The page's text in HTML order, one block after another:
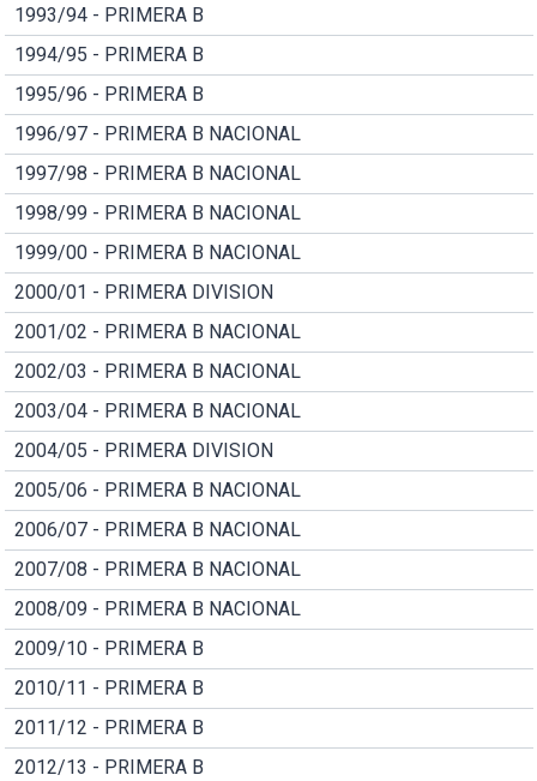
1993/94 - PRIMERA B
1994/95 - PRIMERA B
1995/96 - PRIMERA B
1996/97 - PRIMERA B NACIONAL
1997/98 - PRIMERA B NACIONAL
1998/99 - PRIMERA B NACIONAL
1999/00 - PRIMERA B NACIONAL
2000/01 - PRIMERA DIVISION
2001/02 - PRIMERA B NACIONAL
2002/03 - PRIMERA B NACIONAL
2003/04 - PRIMERA B NACIONAL
2004/05 - PRIMERA DIVISION
2005/06 - PRIMERA B NACIONAL
2006/07 - PRIMERA B NACIONAL
2007/08 - PRIMERA B NACIONAL
2008/09 - PRIMERA B NACIONAL
2009/10 - PRIMERA B
2010/11 - PRIMERA B
2011/12 - PRIMERA B
2012/13 - PRIMERA B